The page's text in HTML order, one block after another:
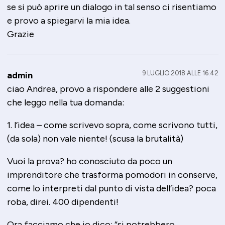
se si può aprire un dialogo in tal senso ci risentiamo
e provo a spiegarvi la mia idea.
Grazie
admin 9 LUGLIO 2018 ALLE 16:42
ciao Andrea, provo a rispondere alle 2 suggestioni
che leggo nella tua domanda:
1. l’idea – come scrivevo sopra, come scrivono tutti,
(da sola) non vale niente! (scusa la brutalità)
Vuoi la prova? ho conosciuto da poco un
imprenditore che trasforma pomodori in conserve,
come lo interpreti dal punto di vista dell’idea? poca
roba, direi. 400 dipendenti!